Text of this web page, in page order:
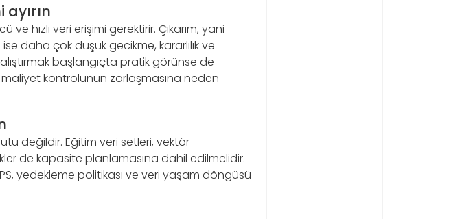
hızlı veri erişimi gerektirir. Çıkarım, yani
daha çok düşük gecikme, kararlılık ve
başlangıçta pratik görünse de
kontrolünün zorlaşmasına neden
değildir. Eğitim veri setleri, vektör
de kapasite planlamasına dahil edilmelidir.
yedekleme politikası ve veri yaşam döngüsü